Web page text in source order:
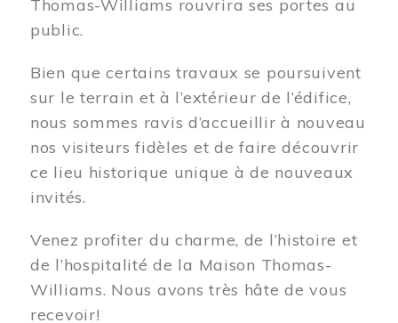
Thomas-Williams rouvrira ses portes au
public.
Bien que certains travaux se poursuivent
sur le terrain et à l’extérieur de l’édifice,
nous sommes ravis d’accueillir à nouveau
nos visiteurs fidèles et de faire découvrir
ce lieu historique unique à de nouveaux
invités.
Venez profiter du charme, de l’histoire et
de l’hospitalité de la Maison Thomas-
Williams. Nous avons très hâte de vous
recevoir!